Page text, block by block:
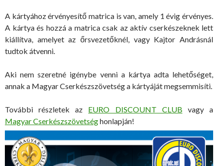
A kártyához érvényesítő matrica is van, amely 1 évig érvényes.
A kártya és hozzá a matrica csak az aktív cserkészeknek lett
kiállítva, amelyet az őrsvezetőknél, vagy Kajtor Andrásnál
tudtok átvenni.
Aki nem szeretné igénybe venni a kártya adta lehetőséget,
annak a Magyar Cserkészszövetség a kártyáját megsemmisíti.
További részletek az EURO DISCOUNT CLUB vagy a
Magyar Cserkészszövetséghonlapján!